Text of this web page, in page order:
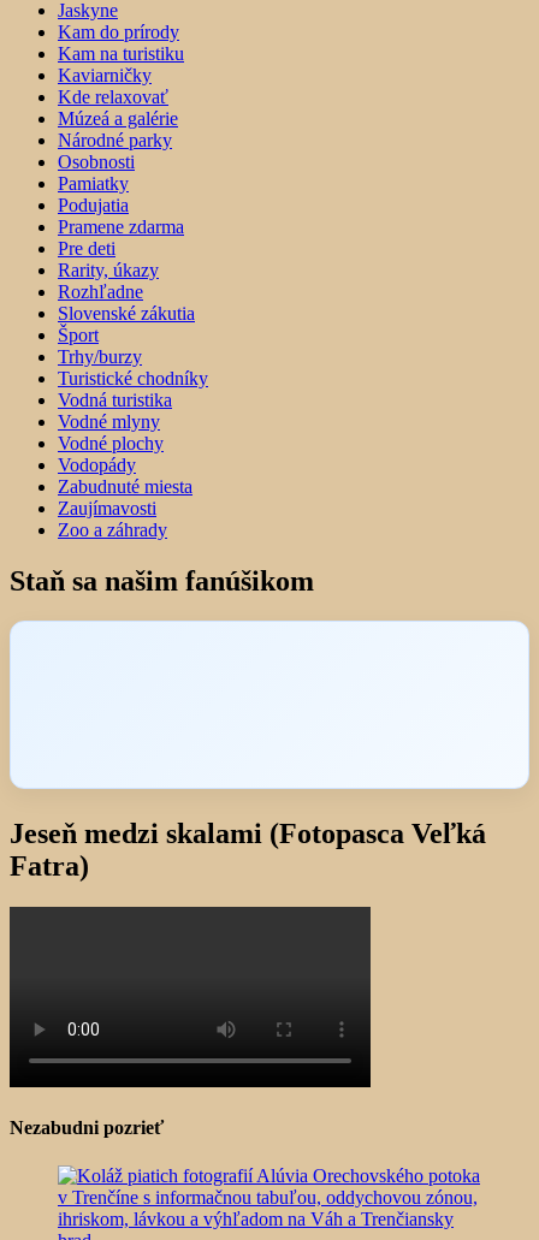
Jaskyne
Kam do prírody
Kam na turistiku
Kaviarničky
Kde relaxovať
Múzeá a galérie
Národné parky
Osobnosti
Pamiatky
Podujatia
Pramene zdarma
Pre deti
Rarity, úkazy
Rozhľadne
Slovenské zákutia
Šport
Trhy/burzy
Turistické chodníky
Vodná turistika
Vodné mlyny
Vodné plochy
Vodopády
Zabudnuté miesta
Zaujímavosti
Zoo a záhrady
Staň sa našim fanúšikom
Jeseň medzi skalami (Fotopasca Veľká
Fatra)
Nezabudni pozrieť